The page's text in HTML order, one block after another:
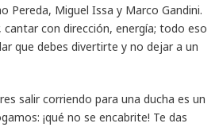
Pereda, Miguel Issa y Marco Gandini.
con dirección, energía; todo eso
que debes divertirte y no dejar a un
salir corriendo para una ducha es un
¡qué no se encabrite! Te das